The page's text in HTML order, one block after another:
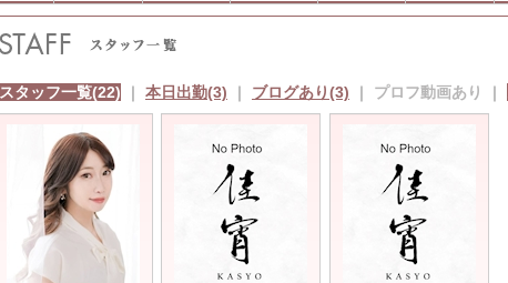
スタッフ一覧(22) ｜ 本日出勤(3) ｜ ブログあり(3) ｜ プロフ動画あり ｜